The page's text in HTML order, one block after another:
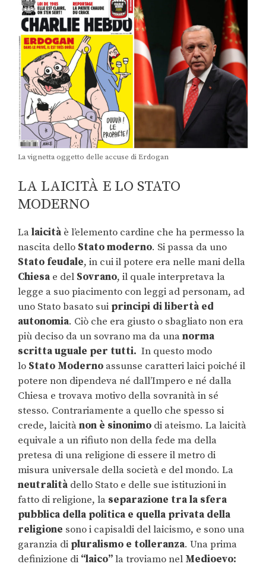
La vignetta oggetto delle accuse di Erdogan
LA LAICITÀ E LO STATO
MODERNO
Lalaicità è l’elemento cardine che ha permesso la
nascita dello Stato moderno. Si passa da uno
Stato feudale, in cui il potere era nelle mani della
Chiesa e del Sovrano, il quale interpretava la
legge a suo piacimento con leggi ad personam, ad
uno Stato basato sui principi di libertà ed
autonomia. Ciò che era giusto o sbagliato non era
più deciso da un sovrano ma da unanorma
scritta uguale per tutti. In questo modo
lo Stato Moderno assunse caratteri laici poiché il
potere non dipendeva né dall’Impero e né dalla
Chiesa e trovava motivo della sovranità in sé
stesso. Contrariamente a quello che spesso si
crede, laicitànon è sinonimo di ateismo. La laicità
equivale a un rifiuto non della fede ma della
pretesa di una religione di essere il metro di
misura universale della società e del mondo. La
neutralità dello Stato e delle sue istituzioni in
fatto di religione, la separazione tra la sfera
pubblica della politica e quella privata della
religione sono i capisaldi del laicismo, e sono una
garanzia di pluralismo e tolleranza. Una prima
definizione di “laico”la troviamo nel Medioevo: